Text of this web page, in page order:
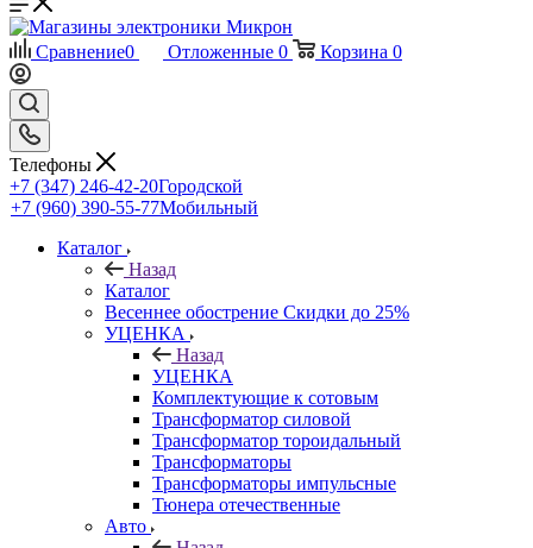
Сравнение0 Отложенные 0 Корзина 0
Телефоны
+7 (347) 246-42-20Городской
+7 (960) 390-55-77Мобильный
Каталог
Назад
Каталог
Весеннее обострение Скидки до 25%
УЦЕНКА
Назад
УЦЕНКА
Комплектующие к сотовым
Трансформатор силовой
Трансформатор тороидальный
Трансформаторы
Трансформаторы импульсные
Тюнера отечественные
Авто